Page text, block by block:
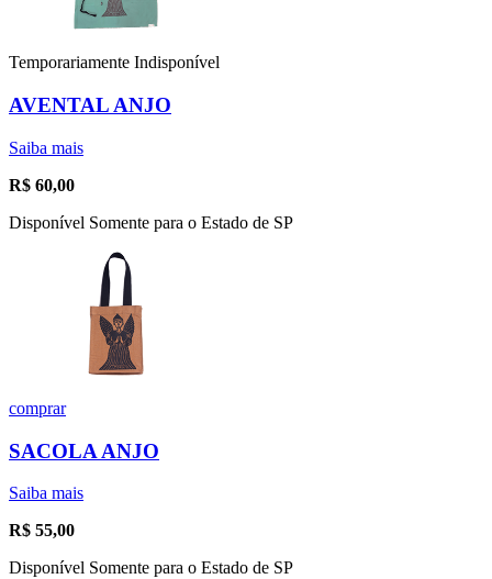
Temporariamente Indisponível
AVENTAL ANJO
Saiba mais
R$ 60,00
Disponível Somente para o Estado de SP
comprar
SACOLA ANJO
Saiba mais
R$ 55,00
Disponível Somente para o Estado de SP